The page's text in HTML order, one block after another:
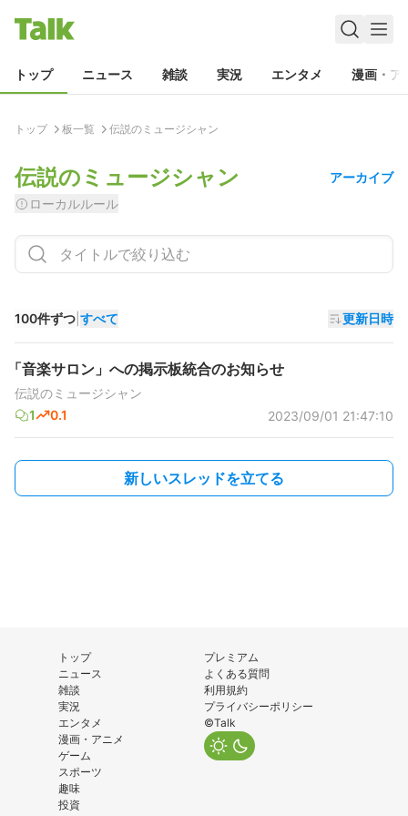
トップ ニュース 雑談 実況 エンタメ 漫画・ア
トップ 板一覧 伝説のミュージシャン
伝説のミュージシャン
アーカイブ
ローカルルール
100件ずつ すべて 更新日時
「音楽サロン」への掲示板統合のお知らせ
伝説のミュージシャン
1
0.1 2023/09/01 21:47:10
新しいスレッドを立てる
トップ
ニュース
雑談
実況
エンタメ
漫画・アニメ
ゲーム
スポーツ
趣味
投資
プレミアム
よくある質問
利用規約
プライバシーポリシー
©Talk